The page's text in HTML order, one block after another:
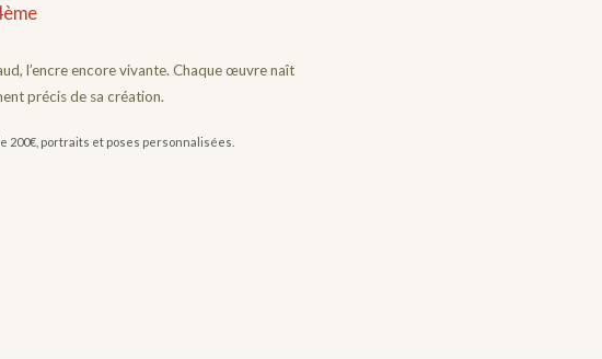
l’encre encore vivante. Chaque œuvre naît
précis de sa création.
200€, portraits et poses personnalisées.